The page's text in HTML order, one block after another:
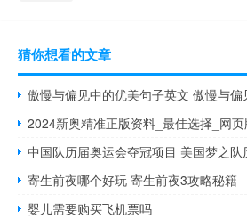
猜你想看的文章
傲慢与偏见中的优美句子英文 傲慢与偏
2024新奥精准正版资料_最佳选择_网
中国队历届奥运会夺冠项目 美国梦之队
寄生前夜哪个好玩 寄生前夜3攻略秘籍
婴儿需要购买飞机票吗